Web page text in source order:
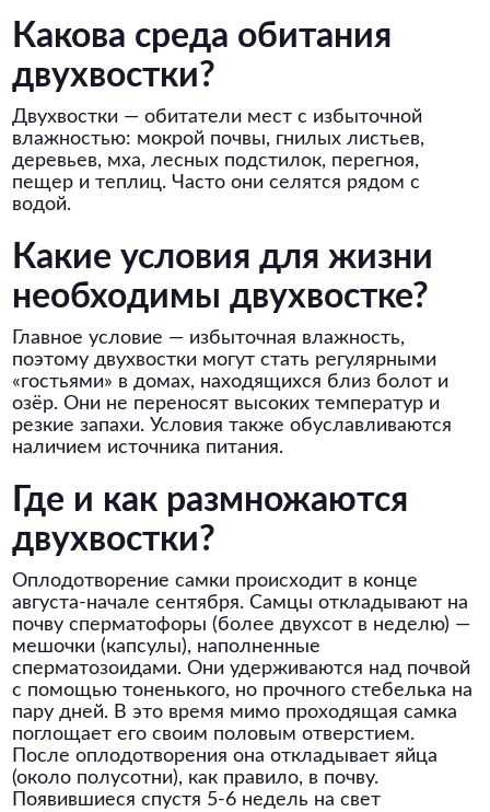
Какова среда обитания
двухвостки?
Двухвостки — обитатели мест с избыточной
влажностью: мокрой почвы, гнилых листьев,
деревьев, мха, лесных подстилок, перегноя,
пещер и теплиц. Часто они селятся рядом с
водой.
Какие условия для жизни
необходимы двухвостке?
Главное условие — избыточная влажность,
поэтому двухвостки могут стать регулярными
«гостьями» в домах, находящихся близ болот и
озёр. Они не переносят высоких температур и
резкие запахи. Условия также обуславливаются
наличием источника питания.
Где и как размножаются
двухвостки?
Оплодотворение самки происходит в конце
августа-начале сентября. Самцы откладывают на
почву сперматофоры (более двухсот в неделю) —
мешочки (капсулы), наполненные
сперматозоидами. Они удерживаются над почвой
с помощью тоненького, но прочного стебелька на
пару дней. В это время мимо проходящая самка
поглощает его своим половым отверстием.
После оплодотворения она откладывает яйца
(около полусотни), как правило, в почву.
Появившиеся спустя 5-6 недель на свет